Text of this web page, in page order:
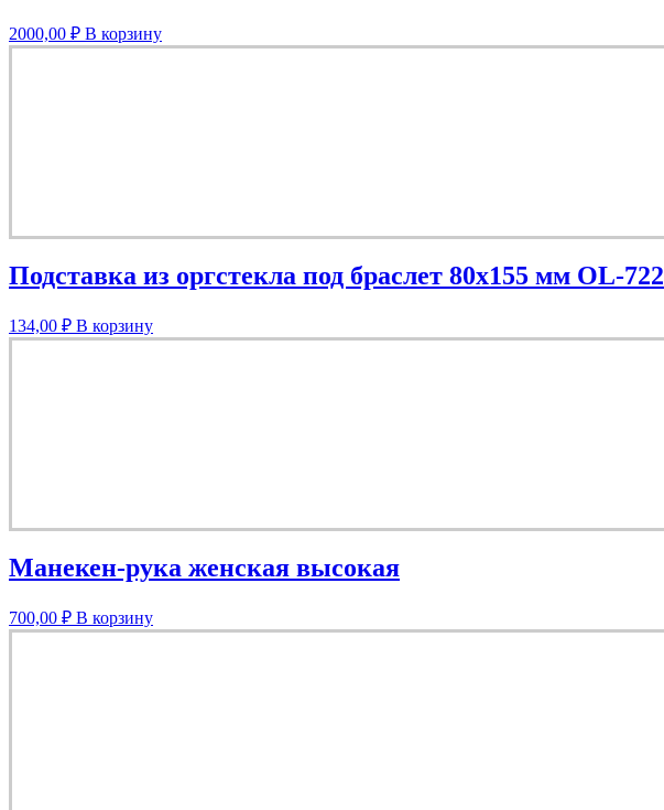
2000,00 ₽ В корзину
Подставка из оргстекла под браслет 80х155 мм OL-722
134,00 ₽ В корзину
Манекен-рука женская высокая
700,00 ₽ В корзину